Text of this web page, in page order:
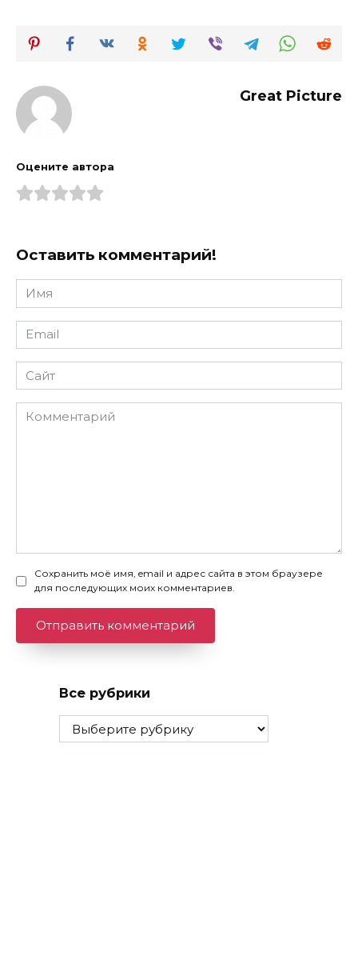
Great Picture
Оцените автора
Оставить комментарий!
Имя
*
Email
*
Сайт
Комментарий
Сохранить моё имя, email и адрес сайта в этом браузере
для последующих моих комментариев.
Все рубрики
Все
рубрики